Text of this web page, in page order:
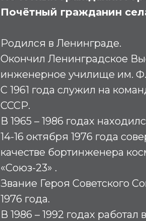
Почётный гражданин
Родился в Ленинграде.
Окончил Ленинградское
инженерное училище им.
С 1961 года служил на
СССР.
В 1965 – 1986 годах
14-16 октября 1976 года
качестве бортинженера
«Союз-23» .
Звание Героя Советского
1976 года.
В 1986 – 1992 годах работал